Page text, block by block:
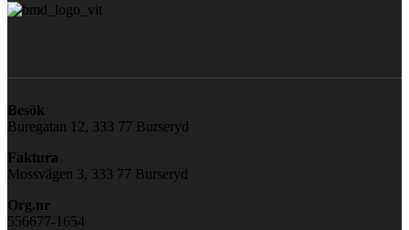
Besök
Buregatan 12, 333 77 Burseryd
Faktura
Mossvägen 3, 333 77 Burseryd
Org.nr
556677-1654